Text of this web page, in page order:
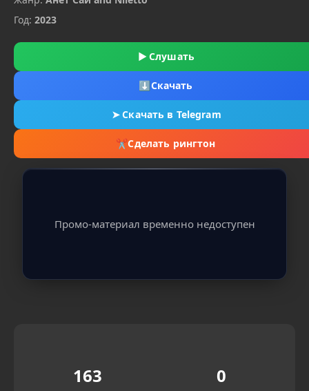
Год: 2023
▶ Слушать
⬇Скачать
➤Скачать в Telegram
✂Сделать рингтон
Промо-материал временно недоступен
163 0